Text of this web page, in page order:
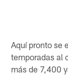
Aquí pronto se
temporadas al
más de 7,400